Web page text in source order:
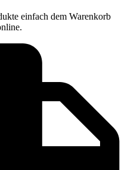
einfach dem Warenkorb